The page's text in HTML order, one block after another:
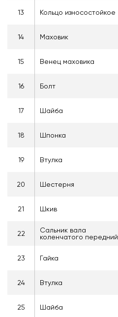
13 Кольцо износостойкое
14 Маховик
15 Венец маховика
16 Болт
17 Шайба
18 Шпонка
19 Втулка
20 Шестерня
21 Шкив
22
Сальник вала
коленчатого передний
23 Гайка
24 Втулка
25 Шайба